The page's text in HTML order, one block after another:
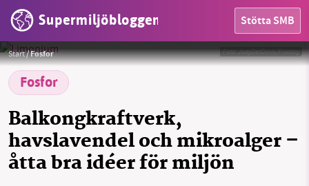
Supermiljöbloggen Stötta SMB
HEM
OMRÅDEN
Start/Fosfor
Fosfor
Balkongkraftverk,
havslavendel och mikroalger –
åtta bra idéer för miljön
Foto:JodyDellDavis/Pixabay